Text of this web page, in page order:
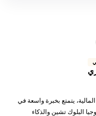
يتمتع بخبرة واسعة في
البلوك تشين والذكاء